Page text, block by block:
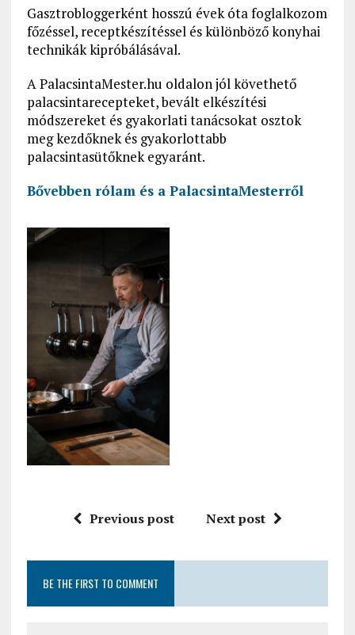
Gasztrobloggerként hosszú évek óta foglalkozom
főzéssel, receptkészítéssel és különböző konyhai
technikák kipróbálásával.
A PalacsintaMester.hu oldalon jól követhető
palacsintarecepteket, bevált elkészítési
módszereket és gyakorlati tanácsokat osztok
meg kezdőknek és gyakorlottabb
palacsintasütőknek egyaránt.
Bővebben rólam és a PalacsintaMesterről
Previous post Next post
BE THE FIRST TO COMMENT